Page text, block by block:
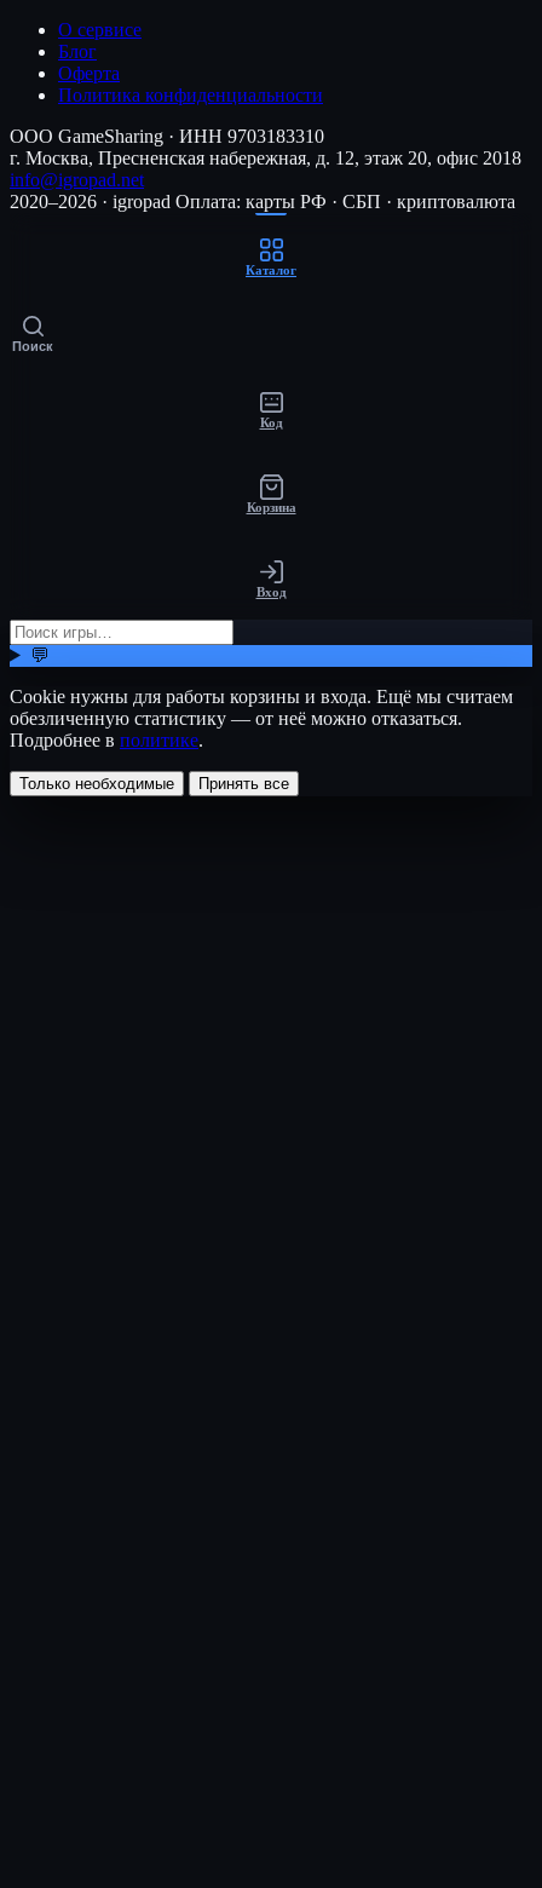
О сервисе
Блог
Оферта
Политика конфиденциальности
ООО GameSharing · ИНН 9703183310
г. Москва, Пресненская набережная, д. 12, этаж 20, офис 2018
info@igropad.net
2020–2026 · igropad Оплата: карты РФ · СБП · криптовалюта
Каталог
Поиск
Код
Корзина
Вход
💬
Cookie нужны для работы корзины и входа. Ещё мы считаем
обезличенную статистику — от неё можно отказаться.
Подробнее в политике.
Только необходимые Принять все